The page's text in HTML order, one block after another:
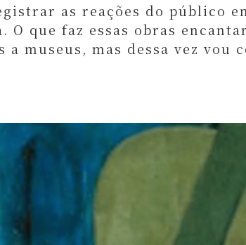
as reações do público
que faz essas obras
museus, mas dessa vez vou